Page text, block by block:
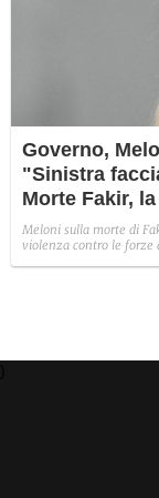
Governo,
"Sinistra
Morte Fakir,
Meloni sulla morte di
violenza contro le forze